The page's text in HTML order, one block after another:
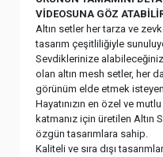
VİDEOSUNA GÖZ
Altın setler her tarza ve
tasarım çeşitliliğiyle
Sevdiklerinize
olan altın mesh setler, her
görünüm elde etmek
Hayatınızın en özel ve
katmanız için üretilen Altın
özgün tasarımlara sahip.
Kaliteli ve sıra dışı